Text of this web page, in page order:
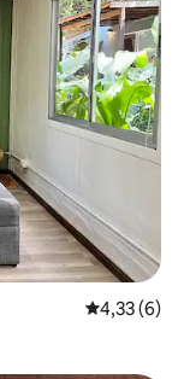
Note
4,33 (6)